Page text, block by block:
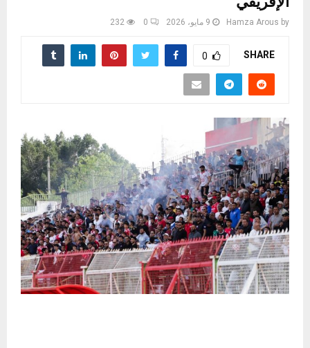
by
Hamza Arous 9 مايو، 2026 0
232
SHARE
0